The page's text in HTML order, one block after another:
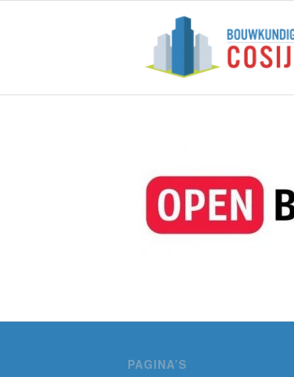
PAGINA’S